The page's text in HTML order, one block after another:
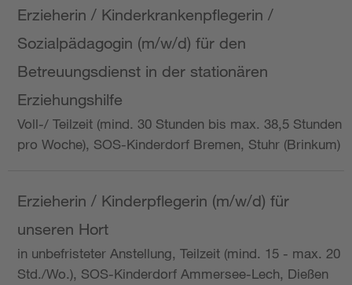
Erzieherin / Kinderkrankenpflegerin /
Sozialpädagogin (m/w/d) für den
Betreuungsdienst in der stationären
Erziehungshilfe
Voll-/ Teilzeit (mind. 30 Stunden bis max. 38,5 Stunden
pro Woche), SOS-Kinderdorf Bremen, Stuhr (Brinkum)
Erzieherin / Kinderpflegerin (m/w/d) für
unseren Hort
in unbefristeter Anstellung, Teilzeit (mind. 15 - max. 20
Std./Wo.), SOS-Kinderdorf Ammersee-Lech, Dießen